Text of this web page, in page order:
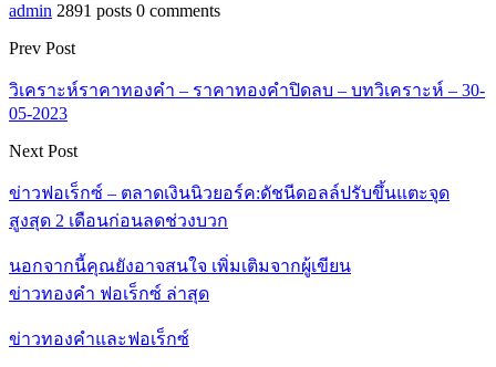
admin 2891 posts 0 comments
Prev Post
วิเคราะห์ราคาทองคำ – ราคาทองคำปิดลบ – บทวิเคราะห์ – 30-
05-2023
Next Post
ข่าวฟอเร็กซ์ – ตลาดเงินนิวยอร์ค:ดัชนีดอลล์ปรับขึ้นแตะจุด
สูงสุด 2 เดือนก่อนลดช่วงบวก
นอกจากนี้คุณยังอาจสนใจ เพิ่มเติมจากผู้เขียน
ข่าวทองคำ ฟอเร็กซ์ ล่าสุด
ข่าวทองคำและฟอเร็กซ์